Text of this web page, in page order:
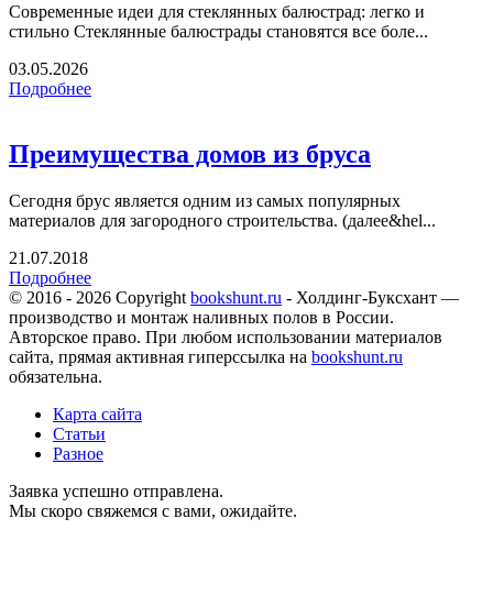
Современные идеи для стеклянных балюстрад: легко и
стильно Стеклянные балюстрады становятся все боле...
03.05.2026
Подробнее
Преимущества домов из бруса
Сегодня брус является одним из самых популярных
материалов для загородного строительства. (далее&hel...
21.07.2018
Подробнее
© 2016 - 2026 Copyright bookshunt.ru - Холдинг-Буксхант —
производство и монтаж наливных полов в России.
Авторское право. При любом использовании материалов
сайта, прямая активная гиперссылка на bookshunt.ru
обязательна.
Карта сайта
Статьи
Разное
Заявка успешно отправлена.
Мы скоро свяжемся с вами, ожидайте.